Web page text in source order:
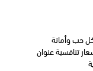
حب وأمانة
تنافسية عنوان